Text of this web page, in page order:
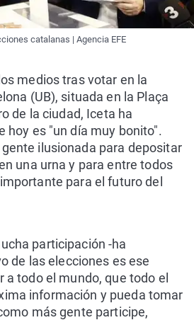
catalanas | Agencia EFE
medios tras votar en la
(UB), situada en la Plaça
de la ciudad, Iceta ha
hoy es "un día muy bonito".
ilusionada para depositar
una urna y para entre todos
para el futuro del
participación -ha
de las elecciones es ese
todo el mundo, que todo el
información y pueda tomar
más gente participe,